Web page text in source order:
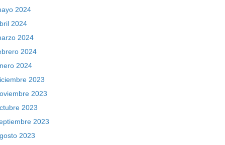
2024
2024
2024
2024
2024
2023
2023
2023
2023
2023